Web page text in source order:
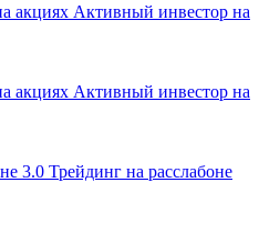
Активный инвестор на
Активный инвестор на
Трейдинг на расслабоне